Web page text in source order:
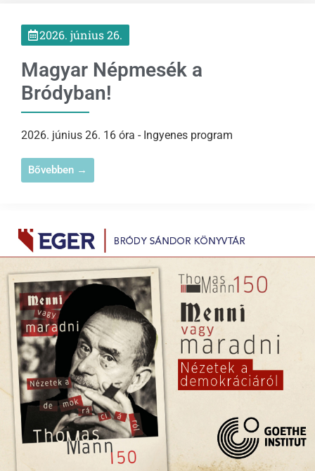
2026. június 26.
Magyar Népmesék a
Bródyban!
2026. június 26. 16 óra - Ingyenes program
Bővebben →